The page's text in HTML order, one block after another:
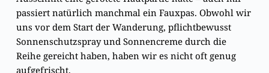
passiert natürlich manchmal ein Fauxpas. Obwohl wir
uns vor dem Start der Wanderung, pflichtbewusst
Sonnenschutzspray und Sonnencreme durch die
Reihe gereicht haben, haben wir es nicht oft genug
aufgefrischt.